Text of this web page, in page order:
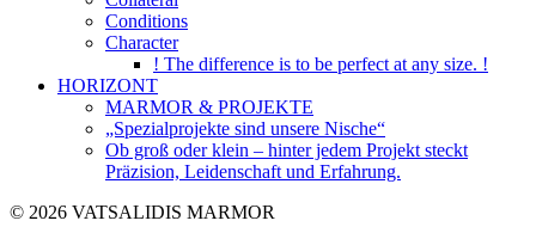
Conditions
Character
! The difference is to be perfect at any size. !
HORIZONT
MARMOR & PROJEKTE
„Spezialprojekte sind unsere Nische“
Ob groß oder klein – hinter jedem Projekt steckt
Präzision, Leidenschaft und Erfahrung.
© 2026 VATSALIDIS MARMOR